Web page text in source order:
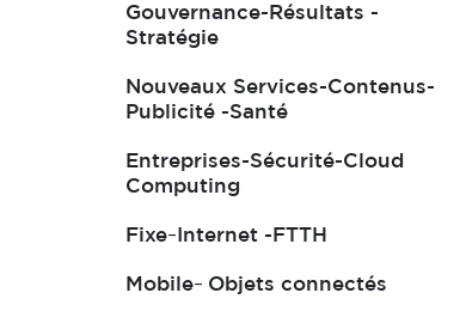
Gouvernance-Résultats -
Stratégie
Nouveaux Services-Contenus-
Publicité -Santé
Entreprises-Sécurité-Cloud
Computing
Fixe– Internet -FTTH
Mobile– Objets connectés